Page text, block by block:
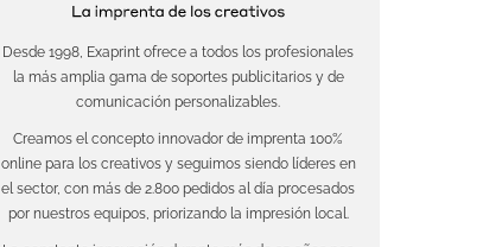
Desde 1998, Exaprint ofrece a todos los profesionales
la más amplia gama de soportes publicitarios y de
comunicación personalizables.
Creamos el concepto innovador de imprenta 100%
online para los creativos y seguimos siendo líderes en
el sector, con más de 2.800 pedidos al día procesados
por nuestros equipos, priorizando la impresión local.